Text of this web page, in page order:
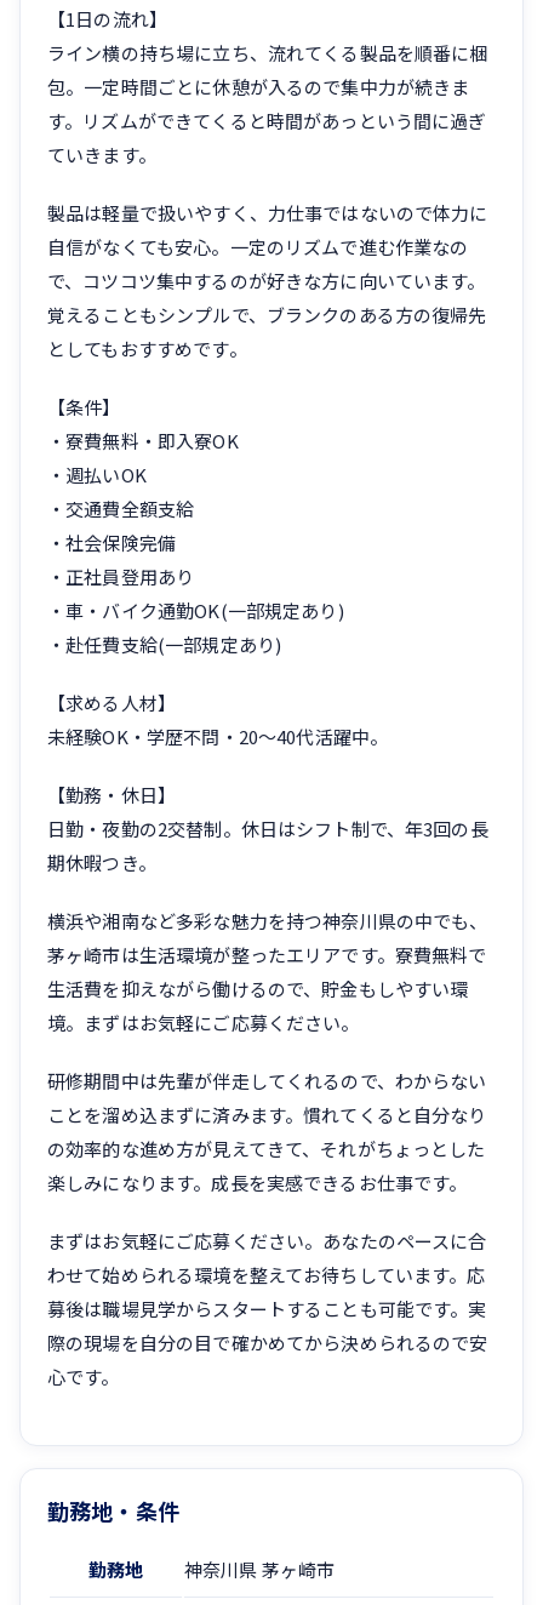
【1日の流れ】
ライン横の持ち場に立ち、流れてくる製品を順番に梱
包。一定時間ごとに休憩が入るので集中力が続きま
す。リズムができてくると時間があっという間に過ぎ
ていきます。
製品は軽量で扱いやすく、力仕事ではないので体力に
自信がなくても安心。一定のリズムで進む作業なの
で、コツコツ集中するのが好きな方に向いています。
覚えることもシンプルで、ブランクのある方の復帰先
としてもおすすめです。
【条件】
・寮費無料・即入寮OK
・週払いOK
・交通費全額支給
・社会保険完備
・正社員登用あり
・車・バイク通勤OK(一部規定あり)
・赴任費支給(一部規定あり)
【求める人材】
未経験OK・学歴不問・20〜40代活躍中。
【勤務・休日】
日勤・夜勤の2交替制。休日はシフト制で、年3回の長
期休暇つき。
横浜や湘南など多彩な魅力を持つ神奈川県の中でも、
茅ヶ崎市は生活環境が整ったエリアです。寮費無料で
生活費を抑えながら働けるので、貯金もしやすい環
境。まずはお気軽にご応募ください。
研修期間中は先輩が伴走してくれるので、わからない
ことを溜め込まずに済みます。慣れてくると自分なり
の効率的な進め方が見えてきて、それがちょっとした
楽しみになります。成長を実感できるお仕事です。
まずはお気軽にご応募ください。あなたのペースに合
わせて始められる環境を整えてお待ちしています。応
募後は職場見学からスタートすることも可能です。実
際の現場を自分の目で確かめてから決められるので安
心です。
勤務地・条件
勤務地 神奈川県 茅ヶ崎市